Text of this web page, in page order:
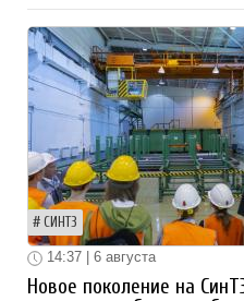
СИНТЗ
14:37 | 6 августа
Новое поколение на